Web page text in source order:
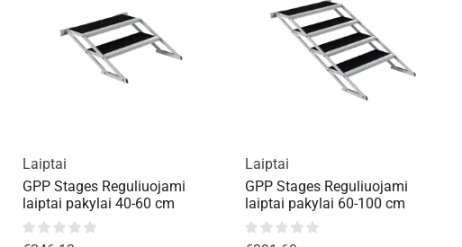
Laiptai
GPP Stages Reguliuojami
laiptai pakylai 40-60 cm
Laiptai
GPP Stages Reguliuojami
laiptai pakylai 60-100 cm